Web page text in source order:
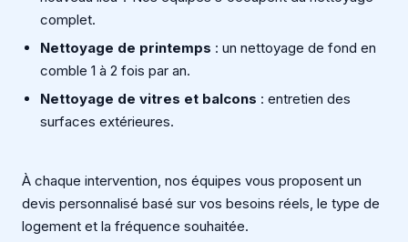
complet.
Nettoyage de printemps : un nettoyage de fond en
comble 1 à 2 fois par an.
Nettoyage de vitres et balcons : entretien des
surfaces extérieures.
À chaque intervention, nos équipes vous proposent un
devis personnalisé basé sur vos besoins réels, le type de
logement et la fréquence souhaitée.